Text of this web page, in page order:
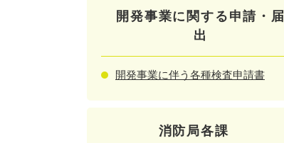
開発事業に関する申請・届
出
開発事業に伴う各種検査申請書
消防局各課